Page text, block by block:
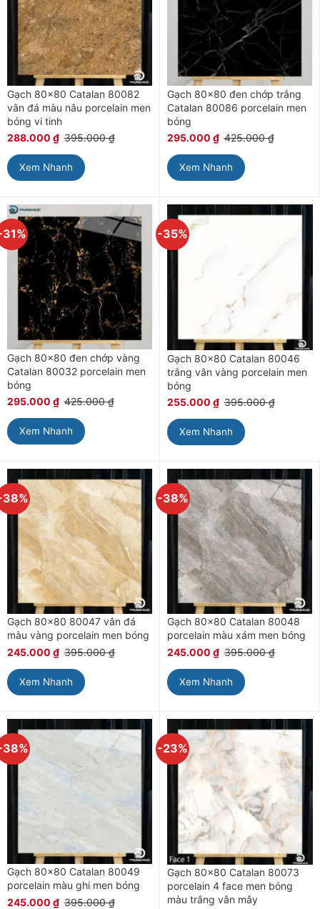
Gạch 80×80 Catalan 80082
vân đá màu nâu porcelain men
bóng vi tinh
288.000 ₫ 395.000₫
Xem Nhanh
Gạch 80×80 đen chớp trắng
Catalan 80086 porcelain men
bóng
295.000 ₫ 425.000₫
Xem Nhanh
Gạch 80×80 đen chớp vàng
Catalan 80032 porcelain men
bóng
295.000 ₫ 425.000₫
Xem Nhanh
-35%
Gạch 80×80 Catalan 80046
trắng vân vàng porcelain men
bóng
255.000 ₫ 395.000₫
Xem Nhanh
Gạch 80×80 80047 vân đá
màu vàng porcelain men bóng
245.000 ₫ 395.000₫
Xem Nhanh
-38%
Gạch 80×80 Catalan 80048
porcelain màu xám men bóng
245.000 ₫ 395.000₫
Xem Nhanh
Gạch 80×80 Catalan 80049
porcelain màu ghi men bóng
245.000 ₫ 395.000₫
-23%
Gạch 80×80 Catalan 80073
porcelain 4 face men bóng
màu trắng vân mây